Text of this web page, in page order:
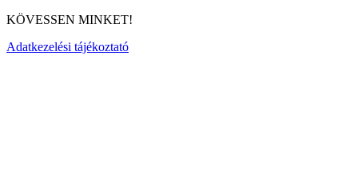
KÖVESSEN MINKET!
Adatkezelési tájékoztató